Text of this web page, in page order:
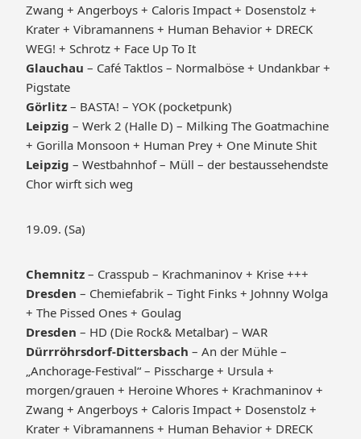
Zwang + Angerboys + Caloris Impact + Dosenstolz +
Krater + Vibramannens + Human Behavior + DRECK
WEG! + Schrotz + Face Up To It
Glauchau – Café Taktlos – Normalböse + Undankbar +
Pigstate
Görlitz – BASTA! – YOK (pocketpunk)
Leipzig – Werk 2 (Halle D) – Milking The Goatmachine
+ Gorilla Monsoon + Human Prey + One Minute Shit
Leipzig – Westbahnhof – Müll – der bestaussehendste
Chor wirft sich weg
19.09. (Sa)
Chemnitz – Crasspub – Krachmaninov + Krise +++
Dresden – Chemiefabrik – Tight Finks + Johnny Wolga
+ The Pissed Ones + Goulag
Dresden – HD (Die Rock& Metalbar) – WAR
Dürrröhrsdorf-Dittersbach – An der Mühle –
„Anchorage-Festival“ – Pisscharge + Ursula +
morgen/grauen + Heroine Whores + Krachmaninov +
Zwang + Angerboys + Caloris Impact + Dosenstolz +
Krater + Vibramannens + Human Behavior + DRECK